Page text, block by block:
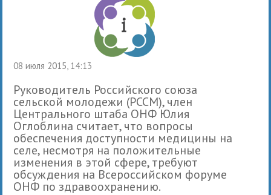
08 июля 2015, 14:13
Руководитель Российского союза
сельской молодежи (РССМ), член
Центрального штаба ОНФ Юлия
Оглоблина считает, что вопросы
обеспечения доступности медицины на
селе, несмотря на положительные
изменения в этой сфере, требуют
обсуждения на Всероссийском форуме
ОНФ по здравоохранению.